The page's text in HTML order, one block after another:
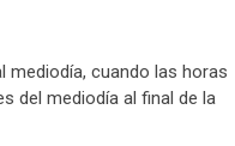
mediodía, cuando las horas
del mediodía al final de la